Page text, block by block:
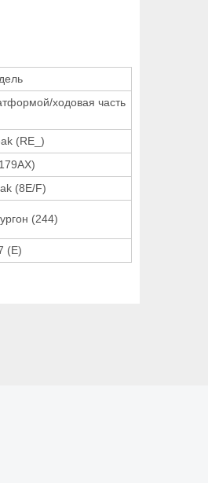
ходовая часть
(RE_)
(8E/F)
(244)
(E)